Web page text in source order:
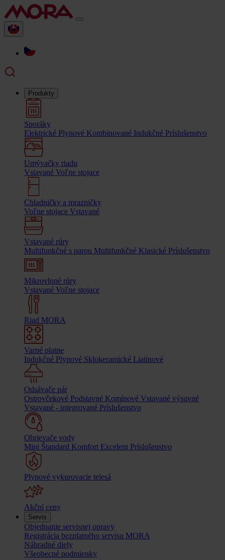
Produkty
Sporáky
Elektrické Plynové Kombinované Indukčné Príslušenstvo
Umývačky riadu
Vstavané Voľne stojace
Chladničky a mrazničky
Voľne stojace Vstavané
Vstavané rúry
Multifunkčné s parou Multifunkčné Klasické Príslušenstvo
Mikrovlnné rúry
Vstavané Voľne stojace
Riad MORA
Varné platne
Indukčné Plynové Sklokeramické Liatinové
Odsávače pár
Ostrovčekové Podstavné Komínové Vstavané výsuvné
Vstavané - integrované Príslušenstvo
Ohrievače vody
Mini Štandard Komfort Excelent Príslušenstvo
Plynové vykurovacie telesá
Akční ceny
Servis
Objednanie servisnej opravy
Registrácia bezplatného servisu MORA
Náhradné diely
Všeobecné podmienky